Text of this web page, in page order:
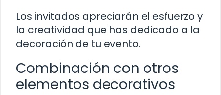
Los invitados apreciarán el esfuerzo y
la creatividad que has dedicado a la
decoración de tu evento.
Combinación con otros
elementos decorativos